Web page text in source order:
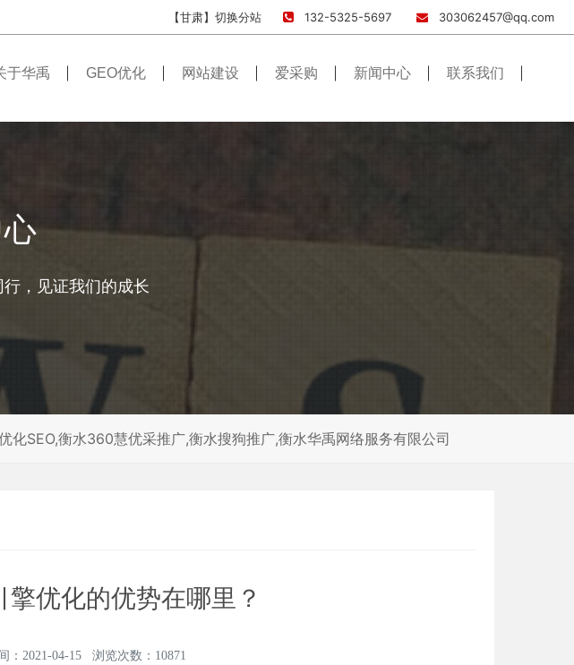
【甘肃】 切换分站 132-5325-5697 303062457@qq.com
于华禹 GEO优化 网站建设 爱采购 新闻中心 联系我们
，见证我们的成长
SEO,衡水360慧优采推广,衡水搜狗推广,衡水华禹网络服务有限公司
擎优化的优势在哪里？
：2021-04-15 浏览次数：10871